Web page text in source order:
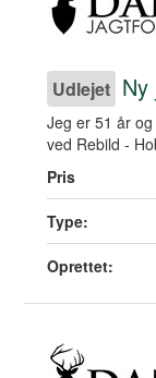
Udlejet
Jeg er 51 år
ved Rebild -
Pris
Type:
Oprettet: